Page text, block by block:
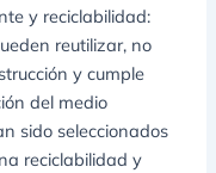
y reciclabilidad:
reutilizar, no
y cumple
del medio
sido seleccionados
reciclabilidad y